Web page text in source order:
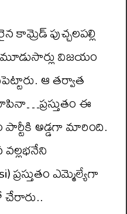
కామ్రెడ్ పుచ్చలపల్లి
విజయం
ఆ తర్వాత
ఈ
అడ్డగా మారింది.
ప్రస్తుతం ఎమ్మెల్యేగా